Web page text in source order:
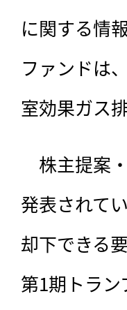
に関する情
ファンドは
室効果ガス
株主提案
発表されて
却下できる
第1期トラ